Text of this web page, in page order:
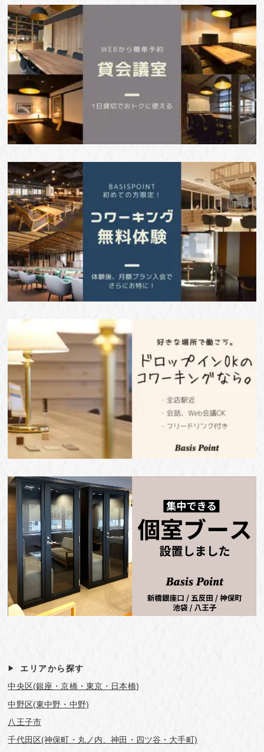
エリアから探す
中央区(銀座・京橋・東京・日本橋)
中野区(東中野・中野)
八王子市
千代田区(神保町・丸ノ内、神田・四ツ谷・大手町)